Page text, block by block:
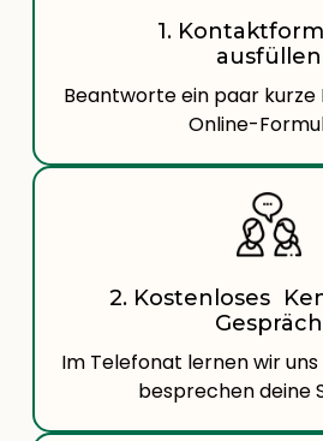
1.
ausfüllen
Beantworte ein paar kurze
Online-
2. Kostenloses
Gespräch
Im Telefonat lernen wir
besprechen deine